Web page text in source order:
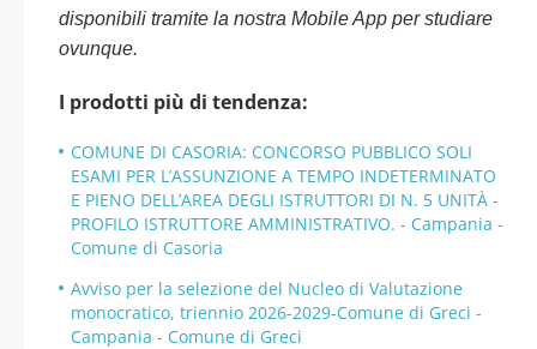
disponibili tramite la nostra Mobile App per studiare
ovunque.
I prodotti più di tendenza:
COMUNE DI CASORIA: CONCORSO PUBBLICO SOLI
ESAMI PER L’ASSUNZIONE A TEMPO INDETERMINATO
E PIENO DELL’AREA DEGLI ISTRUTTORI DI N. 5 UNITÀ -
PROFILO ISTRUTTORE AMMINISTRATIVO. - Campania -
Comune di Casoria
Avviso per la selezione del Nucleo di Valutazione
monocratico, triennio 2026-2029-Comune di Greci -
Campania - Comune di Greci